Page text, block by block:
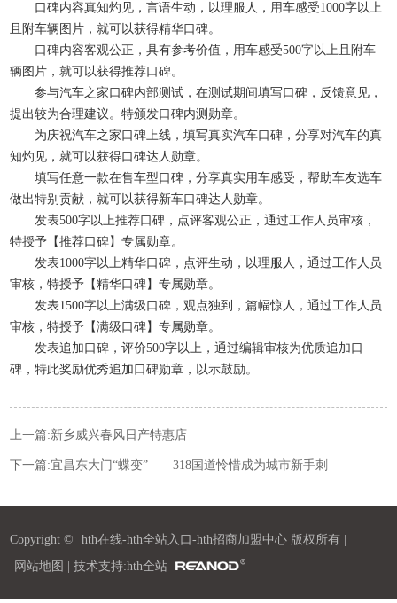
口碑内容真知灼见，言语生动，以理服人，用车感受1000字以上
且附车辆图片，就可以获得精华口碑。
口碑内容客观公正，具有参考价值，用车感受500字以上且附车
辆图片，就可以获得推荐口碑。
参与汽车之家口碑内部测试，在测试期间填写口碑，反馈意见，
提出较为合理建议。特颁发口碑内测勋章。
为庆祝汽车之家口碑上线，填写真实汽车口碑，分享对汽车的真
知灼见，就可以获得口碑达人勋章。
填写任意一款在售车型口碑，分享真实用车感受，帮助车友选车
做出特别贡献，就可以获得新车口碑达人勋章。
发表500字以上推荐口碑，点评客观公正，通过工作人员审核，
特授予【推荐口碑】专属勋章。
发表1000字以上精华口碑，点评生动，以理服人，通过工作人员
审核，特授予【精华口碑】专属勋章。
发表1500字以上满级口碑，观点独到，篇幅惊人，通过工作人员
审核，特授予【满级口碑】专属勋章。
发表追加口碑，评价500字以上，通过编辑审核为优质追加口
碑，特此奖励优秀追加口碑勋章，以示鼓励。
上一篇:新乡威兴春风日产特惠店
下一篇:宜昌东大门“蝶变”——318国道怜惜成为城市新手刺
Copyright © hth在线-hth全站入口-hth招商加盟中心 版权所有 |
网站地图
| 技术支持:hth全站